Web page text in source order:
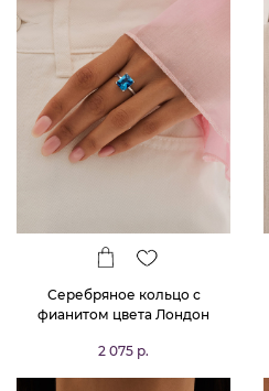
Серебряное кольцо с
фианитом цвета Лондон
2 075 р.